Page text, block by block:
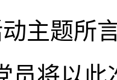
动主题所